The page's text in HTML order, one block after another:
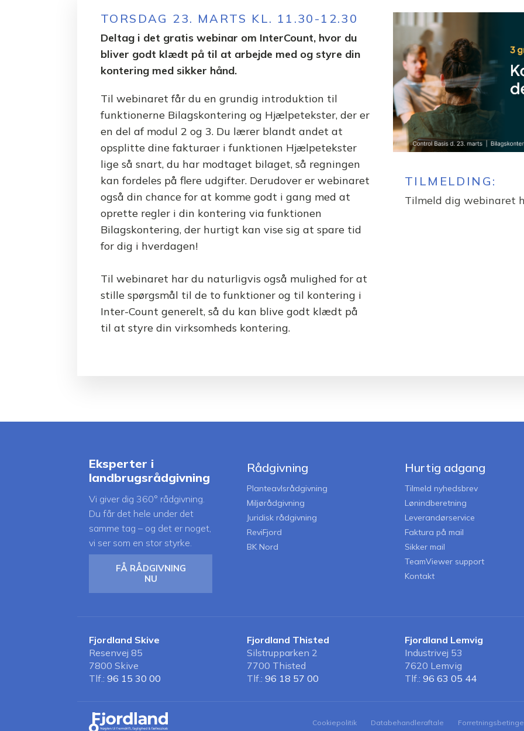
TORSDAG 23. MARTS KL. 11.30-12.30
Deltag i det gratis webinar om InterCount, hvor du
bliver godt klædt på til at arbejde med og styre din
kontering med sikker hånd.
Til webinaret får du en grundig introduktion til
funktionerne Bilagskontering og Hjælpetekster, der er
en del af modul 2 og 3. Du lærer blandt andet at
opsplitte dine fakturaer i funktionen Hjælpetekster
lige så snart, du har modtaget bilaget, så regningen
kan fordeles på flere udgifter. Derudover er webinaret
også din chance for at komme godt i gang med at
oprette regler i din kontering via funktionen
Bilagskontering, der hurtigt kan vise sig at spare tid
for dig i hverdagen!
Til webinaret har du naturligvis også mulighed for at
stille spørgsmål til de to funktioner og til kontering i
Inter-Count generelt, så du kan blive godt klædt på
til at styre din virksomheds kontering.
TILMELDING:
Tilmeld dig webinaret
Eksperter i
landbrugsrådgivning
Vi giver dig 360° rådgivning.
Du får det hele under det
samme tag – og det er noget,
vi ser som en stor styrke.
FÅ RÅDGIVNING
NU
Rådgivning
Planteavlsrådgivning
Miljørådgivning
Juridisk rådgivning
ReviFjord
BK Nord
Hurtig adgang
Tilmeld nyhedsbrev
Lønindberetning
Leverandørservice
Faktura på mail
Sikker mail
TeamViewer support
Kontakt
Fjordland Skive
Resenvej 85
7800 Skive
Tlf.: 96 15 30 00
Fjordland Thisted
Silstrupparken 2
7700 Thisted
Tlf.: 96 18 57 00
Fjordland Lemvig
Industrivej 53
7620 Lemvig
Tlf.: 96 63 05 44
Cookiepolitik Databehandleraftale